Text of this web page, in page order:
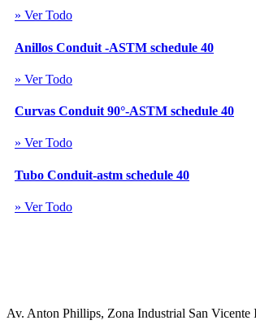
» Ver Todo
Anillos Conduit -ASTM schedule 40
» Ver Todo
Curvas Conduit 90°-ASTM schedule 40
» Ver Todo
Tubo Conduit-astm schedule 40
» Ver Todo
Av. Anton Phillips, Zona Industrial San Vicente